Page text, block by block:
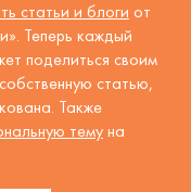
статьи и блоги от
Теперь каждый
поделиться своим
статью,
Также
тему на